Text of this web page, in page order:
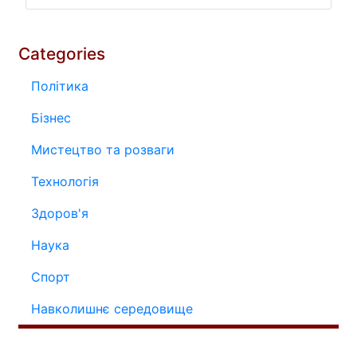
Categories
Політика
Бізнес
Мистецтво та розваги
Технологія
Здоров'я
Наука
Спорт
Навколишнє середовище